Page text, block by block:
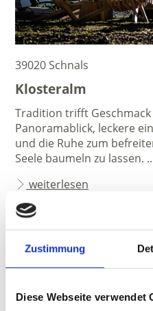
Zustimmung
Diese Webseite verwendet
39020 Schnals
Klosteralm
Tradition trifft
Panoramablick, leckere
und die Ruhe zum
Seele baumeln zu lassen.
weiterlesen